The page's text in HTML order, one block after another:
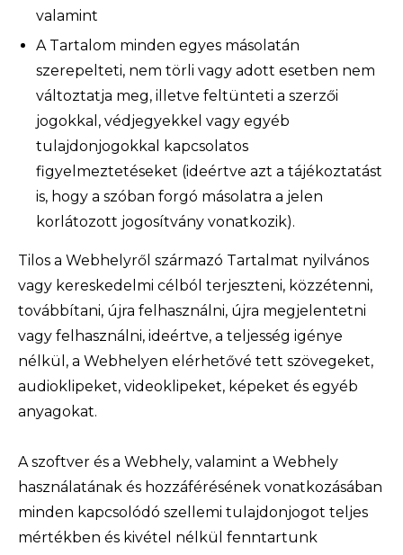
valamint
A Tartalom minden egyes másolatán
szerepelteti, nem törli vagy adott esetben nem
változtatja meg, illetve feltünteti a szerzői
jogokkal, védjegyekkel vagy egyéb
tulajdonjogokkal kapcsolatos
figyelmeztetéseket (ideértve azt a tájékoztatást
is, hogy a szóban forgó másolatra a jelen
korlátozott jogosítvány vonatkozik). ​
Tilos a Webhelyről származó Tartalmat nyilvános
vagy kereskedelmi célból terjeszteni, közzétenni,
továbbítani, újra felhasználni, újra megjelentetni
vagy felhasználni, ideértve, a teljesség igénye
nélkül, a Webhelyen elérhetővé tett szövegeket,
audioklipeket, videoklipeket, képeket és egyéb
anyagokat.
A szoftver és a Webhely, valamint a Webhely
használatának és hozzáférésének vonatkozásában
minden kapcsolódó szellemi tulajdonjogot teljes
mértékben és kivétel nélkül fenntartunk